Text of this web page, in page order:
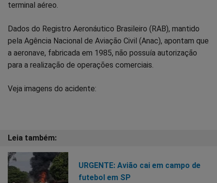
terminal aéreo.
Dados do Registro Aeronáutico Brasileiro (RAB), mantido
pela Agência Nacional de Aviação Civil (Anac), apontam que
a aeronave, fabricada em 1985, não possuía autorização
para a realização de operações comerciais.
Veja imagens do acidente:
URGENTE: Avião cai em campo de
futebol em SP